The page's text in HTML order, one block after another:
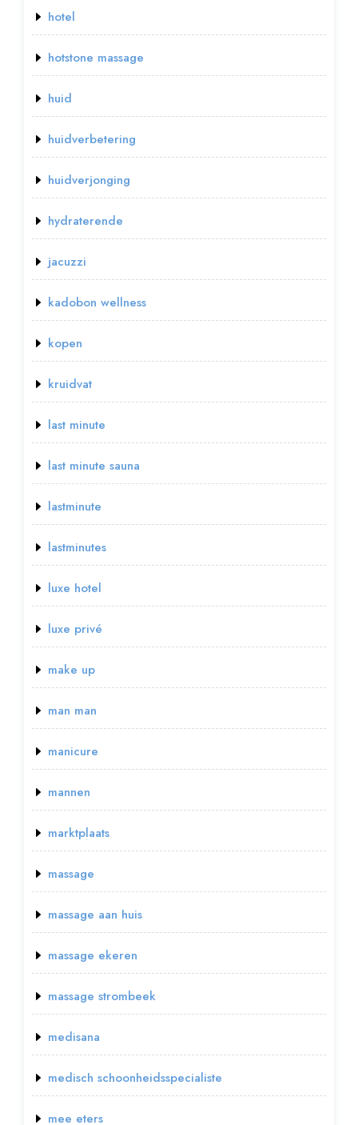
hotel
hotstone massage
huid
huidverbetering
huidverjonging
hydraterende
jacuzzi
kadobon wellness
kopen
kruidvat
last minute
last minute sauna
lastminute
lastminutes
luxe hotel
luxe privé
make up
man man
manicure
mannen
marktplaats
massage
massage aan huis
massage ekeren
massage strombeek
medisana
medisch schoonheidsspecialiste
mee eters